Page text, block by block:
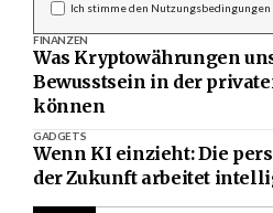
Ich stimme den
Was Kryptowährungen
Bewusstsein in der
können
FINANZEN
Wenn KI einzieht: Die
der Zukunft arbeitet
GADGETS